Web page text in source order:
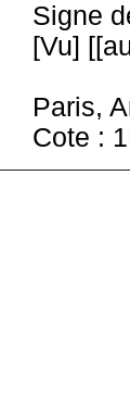
Signe
[Vu]
Paris,
Cote :